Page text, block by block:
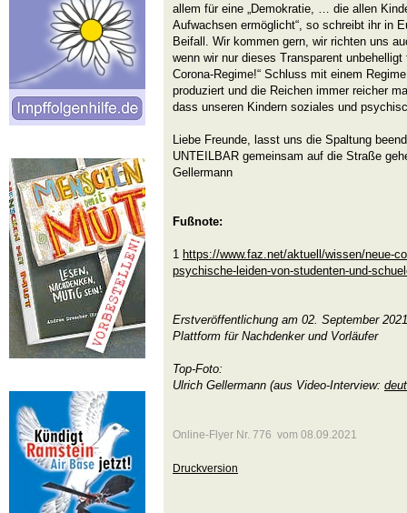
allem für eine „Demokratie, … die allen
Aufwachsen ermöglicht“, so schreibt ihr in
Beifall. Wir kommen gern, wir richten uns
wenn wir nur dieses Transparent
Corona-Regime!“ Schluss mit einem
produziert und die Reichen immer reicher
dass unseren Kindern soziales und
Liebe Freunde, lasst uns die Spaltung
UNTEILBAR gemeinsam auf die Straße
Gellermann
Fußnote:
1 https://www.faz.net/aktuell/wissen/neue-
psychische-leiden-von-studenten-und-
Erstveröffentlichung am 02. September
Plattform für Nachdenker und Vorläufer
Top-Foto:
Ulrich Gellermann (aus Video-Interview:
Online-Flyer Nr. 776 vom 08.09.2021
Druckversion